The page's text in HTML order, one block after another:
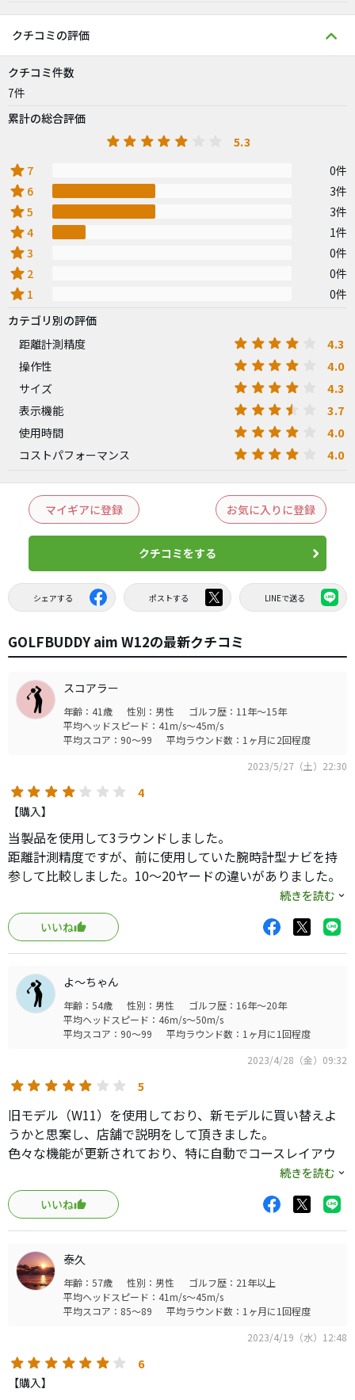
クチコミの評価
クチコミ件数
7件
累計の総合評価
5.3
star 7 0件
star 6 3件
star5 3件
star4 1件
star3 0件
star 2 0件
star 1
0件
カテゴリ別の評価
距離計測精度
4.3
操作性 4.0
サイズ 4.3
表示機能 3.7
使用時間 4.0
コストパフォーマンス 4.0
マイギアに登録 お気に入りに登録
クチコミをする
シェアする ポストする LINEで送る
GOLFBUDDY aim W12の最新クチコミ
スコアラー
年齢：41歳 性別：男性
ゴルフ歴：11年～15年
平均ヘッドスピード：41m/s～45m/s
平均スコア：90～99
平均ラウンド数：1ヶ月に2回程度
2023/5/27（土）22:30
4
【購入】
当製品を使用して3ラウンドしました。
距離計測精度ですが、前に使用していた腕時計型ナビを持
参して比較しました。10〜20ヤードの違いがありました。
前に使用していたナビの距離は3年程使っており、表示距離
は適正と感じていたので、本製品はまだ疑いながら使用し
ているところです。
操作性ですが、タッチパネル式の腕時計型ナビを初めて使
いましたが、小さい画面なので操作性の限度はあります。
ある程度割り切って考える必要があるかと思います。
サイズですが、少し大きいかなと感じました。プレーを邪
魔する程ではありません。
3点間の距離計測機能はほぼ使えませんでした。ティーショ
と、画面が小さいので測りたい場所をクリックすることが
出来ませんでした。
スコア登録機能ですが、この機能が一番残念に感じていま
す。一打一打カウントできる機能がなく、まとめてそのホ
ールのスコアを登録する形です。カウント機能は欲しかっ
たと感じています。
使用時間ですが、1ラウンドして電池の残りが半分位です。
及第点かと思います。
コスパですが、内容的には1割程度は安くて良い製品かと思
います。
続きを読む
いいね
よ〜ちゃん
年齢：54歳 性別：男性
ゴルフ歴：16年～20年
平均ヘッドスピード：46m/s～50m/s
平均スコア：90～99
平均ラウンド数：1ヶ月に1回程度
2023/4/28（金）09:32
5
旧モデル（W11）を使用しており、新モデルに買い替えよ
うかと思案し、店舗で説明をして頂きました。
色々な機能が更新されており、特に自動でコースレイアウ
トが変わっていく機能は便利かと思いました。ただ実際に
ラウンドしている最中は残り距離数だけを確認することが
多く、距離数だけの表示でも十分かと。
ゆえに購入には至りませんでした。
続きを読む
いいね
泰久
年齢：57歳 性別：男性
ゴルフ歴：21年以上
平均ヘッドスピード：41m/s～45m/s
平均スコア：85～89
平均ラウンド数：1ヶ月に1回程度
2023/4/19（水）12:48
6
【購入】